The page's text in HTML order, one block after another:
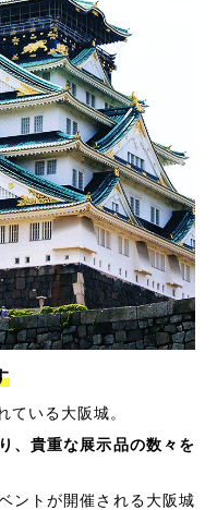
ている大阪城。
、貴重な展示品の数々を
ントが開催される大阪城